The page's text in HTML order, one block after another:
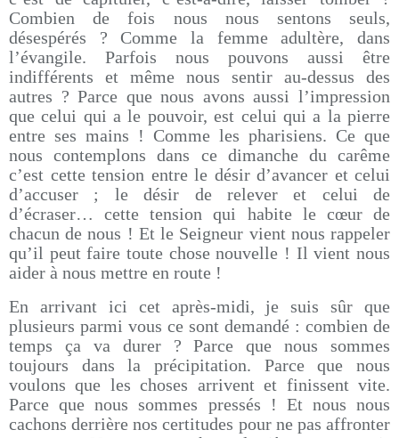
Combien de fois nous nous sentons seuls,
désespérés ? Comme la femme adultère, dans
l’évangile. Parfois nous pouvons aussi être
indifférents et même nous sentir au-dessus des
autres ? Parce que nous avons aussi l’impression
que celui qui a le pouvoir, est celui qui a la pierre
entre ses mains ! Comme les pharisiens. Ce que
nous contemplons dans ce dimanche du carême
c’est cette tension entre le désir d’avancer et celui
d’accuser ; le désir de relever et celui de
d’écraser… cette tension qui habite le cœur de
chacun de nous ! Et le Seigneur vient nous rappeler
qu’il peut faire toute chose nouvelle ! Il vient nous
aider à nous mettre en route !
En arrivant ici cet après-midi, je suis sûr que
plusieurs parmi vous ce sont demandé : combien de
temps ça va durer ? Parce que nous sommes
toujours dans la précipitation. Parce que nous
voulons que les choses arrivent et finissent vite.
Parce que nous sommes pressés ! Et nous nous
cachons derrière nos certitudes pour ne pas affronter